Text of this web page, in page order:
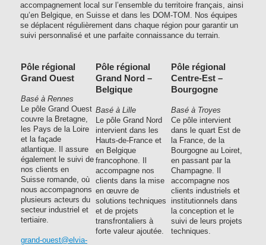
accompagnement local sur l’ensemble du territoire français, ainsi
qu’en Belgique, en Suisse et dans les DOM-TOM. Nos équipes
se déplacent régulièrement dans chaque région pour garantir un
suivi personnalisé et une parfaite connaissance du terrain.
Pôle régional
Grand Ouest
Basé à Rennes
Le pôle Grand Ouest
couvre la Bretagne,
les Pays de la Loire
et la façade
atlantique. Il assure
également le suivi de
nos clients en
Suisse romande, où
nous accompagnons
plusieurs acteurs du
secteur industriel et
tertiaire.
grand-ouest@elvia-
Pôle régional
Grand Nord –
Belgique
Basé à Lille
Le pôle Grand Nord
intervient dans les
Hauts-de-France et
en Belgique
francophone. Il
accompagne nos
clients dans la mise
en œuvre de
solutions techniques
et de projets
transfrontaliers à
forte valeur ajoutée.
Pôle régional
Centre-Est –
Bourgogne
Basé à Troyes
Ce pôle intervient
dans le quart Est de
la France, de la
Bourgogne au Loiret,
en passant par la
Champagne. Il
accompagne nos
clients industriels et
institutionnels dans
la conception et le
suivi de leurs projets
techniques.